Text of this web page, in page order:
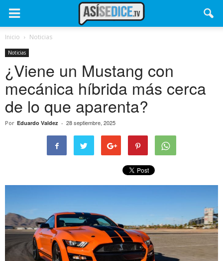
Inicio Noticias
Noticias
¿Viene un Mustang con
mecánica híbrida más cerca
de lo que aparenta?
Por Eduardo Valdez - 28 septiembre, 2025